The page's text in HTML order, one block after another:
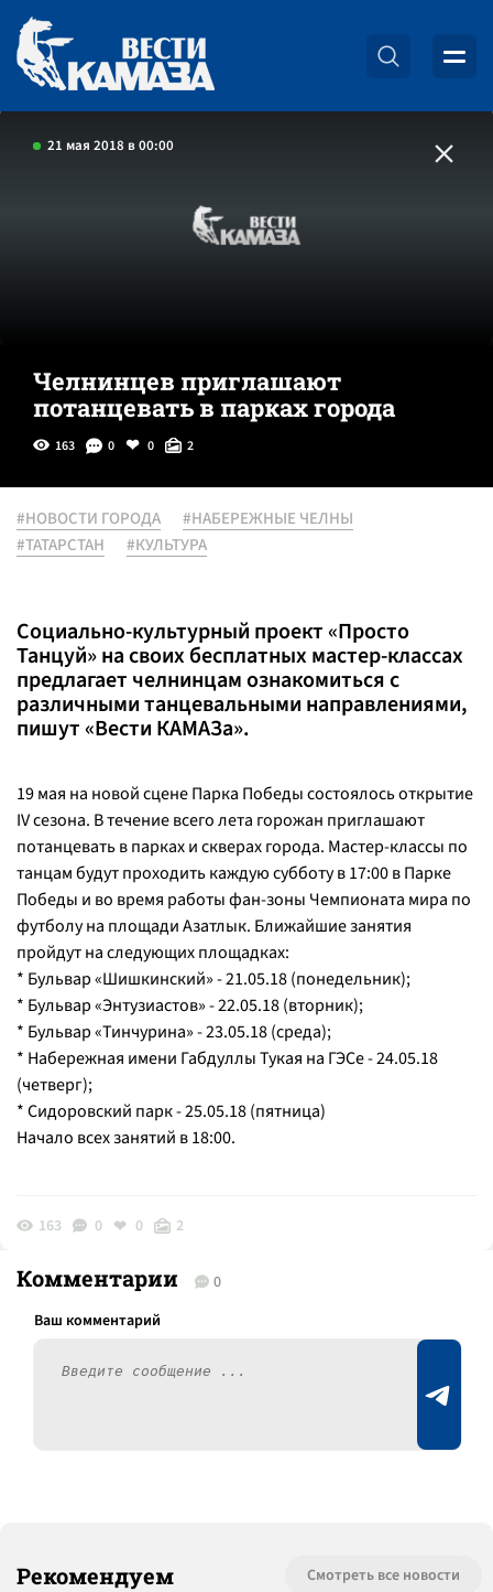
21 мая 2018 в 00:00
Челнинцев приглашают
потанцевать в парках города
163 0 0 2
#НОВОСТИ ГОРОДА
#НАБЕРЕЖНЫЕ ЧЕЛНЫ
#ТАТАРСТАН
#КУЛЬТУРА
Социально-культурный проект «Просто
Танцуй» на своих бесплатных мастер-классах
предлагает челнинцам ознакомиться с
различными танцевальными направлениями,
пишут «Вести КАМАЗа».
19 мая на новой сцене Парка Победы состоялось открытие
IV сезона. В течение всего лета горожан приглашают
потанцевать в парках и скверах города. Мастер-классы по
танцам будут проходить каждую субботу в 17:00 в Парке
Победы и во время работы фан-зоны Чемпионата мира по
футболу на площади Азатлык. Ближайшие занятия
пройдут на следующих площадках:
* Бульвар «Шишкинский» - 21.05.18 (понедельник);
* Бульвар «Энтузиастов» - 22.05.18 (вторник);
* Бульвар «Тинчурина» - 23.05.18 (среда);
* Набережная имени Габдуллы Тукая на ГЭСе - 24.05.18
(четверг);
* Сидоровский парк - 25.05.18 (пятница)
Начало всех занятий в 18:00.
163 0 0 2
Комментарии 0
Рекомендуем Смотреть все новости